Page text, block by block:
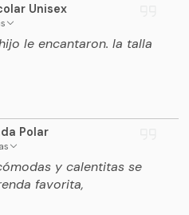
Unisex
le encantaron. la talla
Polar
y calentitas se
favorita,